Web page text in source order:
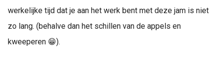
werkelijke tijd dat je aan het werk bent met deze jam is niet
zo lang. (behalve dan het schillen van de appels en
kweeperen 😁).